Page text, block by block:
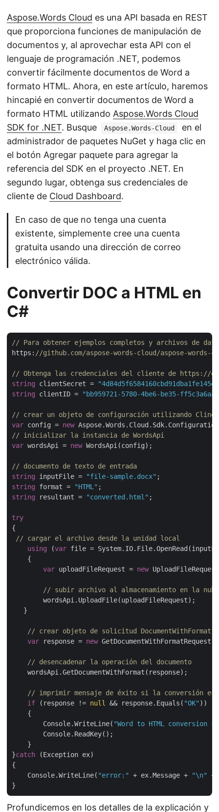
Aspose.Words Cloud es una API basada en REST
que proporciona funciones de manipulación de
documentos y, al aprovechar esta API con el
lenguaje de programación .NET, podemos
convertir fácilmente documentos de Word a
formato HTML. Ahora, en este artículo, haremos
hincapié en convertir documentos de Word a
formato HTML utilizando Aspose.Words Cloud
SDK for .NET. Busque Aspose.Words-Cloud
en el
administrador de paquetes NuGet y haga clic en
el botón Agregar paquete para agregar la
referencia del SDK en el proyecto .NET. En
segundo lugar, obtenga sus credenciales de
cliente de Cloud Dashboard.
En caso de que no tenga una cuenta
existente, simplemente cree una cuenta
gratuita usando una dirección de correo
electrónico válida.
Convertir DOC a HTML en
C#
// Para obtener ejemplos completos y archivos de
https: //github.com/aspose-words-cloud/aspose-words-
// Obtenga las credenciales del cliente de https://
string clientSecret =
string clientID = "bb959721-5780-4be6-be35-
// crear un objeto de configuración utilizando
var config = new
// inicializar la instancia de WordsApi
var wordsApi = new WordsApi(config);
// documento de texto de entrada
string inputFile = "file-sample.docx"
string format = "HTML"
string resultant = "converted.html" ;
try
{
// cargar el archivo desde la unidad local
using (var file =
    {
var uploadFileRequest = new
// subir archivo al almacenamiento en la nube
        wordsApi.UploadFile(uploadFileRequest);
   }
// crear objeto de solicitud DocumentWithFormat
var response = new
// desencadenar la operación del documento
    wordsApi.GetDocumentWithFormat(response);
// imprimir mensaje de éxito si la conversión es
if (response != null && response.Equals( "OK" ))
    {
        Console.WriteLine(
"Word to HTML conversion
        Console.ReadKey();
    }
}catch (Exception ex)
{
    Console.WriteLine(
"error:" + ex.Message + "\n"
+
Profundicemos en los detalles de la explicación y